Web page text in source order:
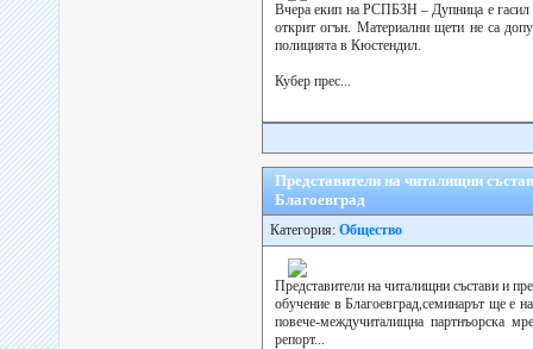
Вчера екип на РСПБЗН – Дупница е гасил
открит огън. Материални щети не са
полицията в Кюстендил.
Кубер прес...
Представители на читалищни
Благоевград
Категория: Общество
Представители на читалищни състави и
обучение в Благоевград,семинарът ще е
повече-междучиталищна партнъорска
репорт...